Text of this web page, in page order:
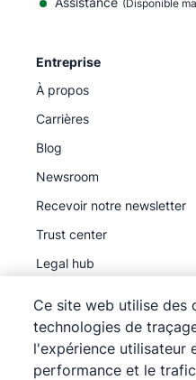
(Disponible
Entreprise
À propos
Carrières
Blog
Newsroom
Recevoir notre newsletter
Trust center
Legal hub
Ce site web utilise des
technologies de
l'expérience utilisateur
performance et le